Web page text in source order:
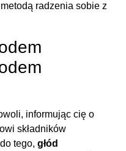
radzenia sobie z
informując cię o
składników
tego, głód